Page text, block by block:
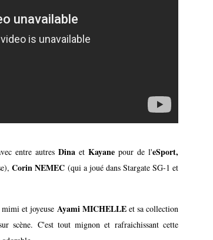
entre autres Dina et Kayane pour de l'eSport,
Corin NEMEC (qui a joué dans Stargate SG-1 et
et joyeuse Ayami MICHELLEet sa collection
scène. C'est tout mignon et rafraichissant cette